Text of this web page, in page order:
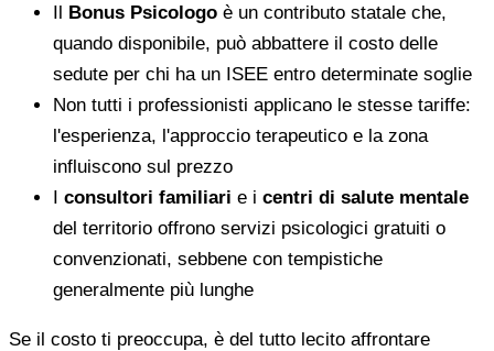
Il Bonus Psicologo è un contributo statale che,
quando disponibile, può abbattere il costo delle
sedute per chi ha un ISEE entro determinate soglie
Non tutti i professionisti applicano le stesse tariffe:
l'esperienza, l'approccio terapeutico e la zona
influiscono sul prezzo
I consultori familiari e i centri di salute mentale
del territorio offrono servizi psicologici gratuiti o
convenzionati, sebbene con tempistiche
generalmente più lunghe
Se il costo ti preoccupa, è del tutto lecito affrontare